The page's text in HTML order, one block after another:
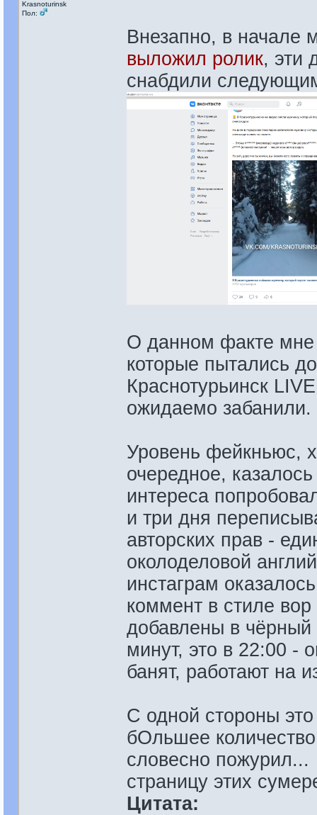
Krasnoturinsk
Пол:
Внезапно, в начале
выложил ролик, эти
снабдили
О данном факте
которые пытались
Краснотурьинск
ожидаемо забанили.
Уровень фейкньюс,
очередное,
интереса
и три дня
авторских прав -
околоделовой
инстаграм
коммент в стиле
добавлены в чёрный
минут, это в 22:00 -
банят, работают на
С одной стороны
бОльшее
словесно
страницу этих
Цитата: